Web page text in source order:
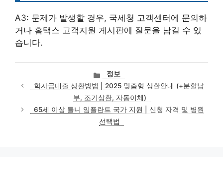
A3: 문제가 발생할 경우, 국세청 고객센터에 문의하
거나 홈택스 고객지원 게시판에 질문을 남길 수 있
습니다.
카
테
고
리
정보
학자금대출 상환방법 | 2025 맞춤형 상환안내 (+분할납
부, 조기상환, 자동이체)
65세 이상 틀니 임플란트 국가 지원 | 신청 자격 및 병원
선택법